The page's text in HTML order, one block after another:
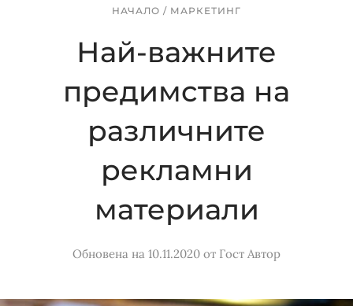
НАЧАЛО / МАРКЕТИНГ
Най-важните
предимства на
различните
рекламни
материали
Обновена на 10.11.2020 от Гост Автор